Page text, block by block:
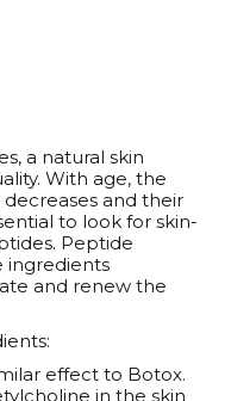
veidui
a natural skin
With age, the
and their
to look for skin-
Peptide
ingredients
and renew the
effect to Botox.
in the skin